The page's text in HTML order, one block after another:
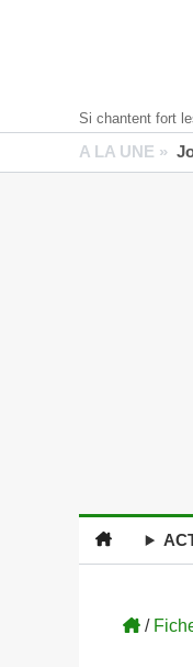
Si chantent fort
A LA UNE »
/